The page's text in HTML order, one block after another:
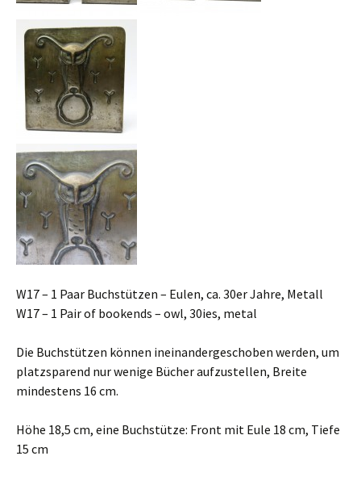
W17 – 1 Paar Buchstützen – Eulen, ca. 30er Jahre, Metall
W17 – 1 Pair of bookends – owl, 30ies, metal
Die Buchstützen können ineinandergeschoben werden, um
platzsparend nur wenige Bücher aufzustellen, Breite
mindestens 16 cm.
Höhe 18,5 cm, eine Buchstütze: Front mit Eule 18 cm, Tiefe
15 cm